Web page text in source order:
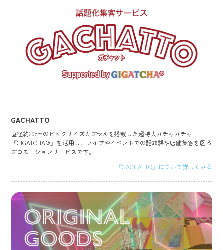
GACHATTO
直径約20cmのビッグサイズカプセルを搭載した超特大ガチャガチャ
『GIGATCHA®』を活用し、ライブやイベントでの話題課や店舗集客を図る
プロモーションサービスです。
『GACHATTO』について詳しくみる